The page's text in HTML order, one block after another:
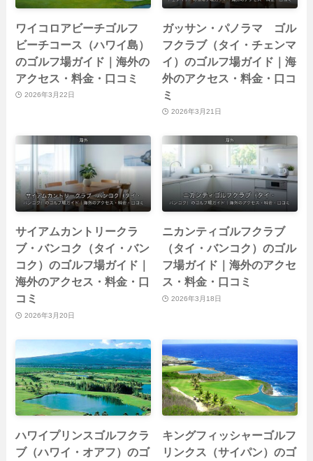
ワイコロアビーチゴルフ
ビーチコース（ハワイ島）
のゴルフ場ガイド｜海外の
アクセス・料金・口コミ
2026年3月22日
ガッサン・パノラマ ゴル
フクラブ（タイ・チェンマ
イ）のゴルフ場ガイド｜海
外のアクセス・料金・口コ
ミ
2026年3月21日
サイアムカントリークラ
ブ・バンコク（タイ・バン
コク）のゴルフ場ガイド｜
海外のアクセス・料金・口
コミ
2026年3月20日
ニカンティゴルフクラブ
（タイ・バンコク）のゴル
フ場ガイド｜海外のアクセ
ス・料金・口コミ
2026年3月18日
ハワイプリンスゴルフクラ
ブ（ハワイ・オアフ）のゴ
キングフィッシャーゴルフ
リンクス（サイパン）のゴ